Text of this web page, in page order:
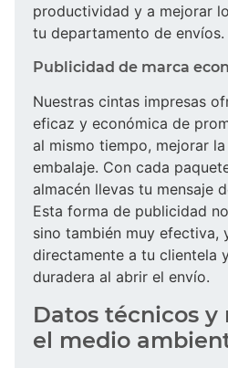
productividad y a mejorar
tu departamento de envíos.
Publicidad de marca
Nuestras cintas impresas
eficaz y económica de
al mismo tiempo, mejorar
embalaje. Con cada
almacén llevas tu mensaje
Esta forma de publicidad
sino también muy efectiva,
directamente a tu clientela
duradera al abrir el envío.
Datos técnicos y
el medio